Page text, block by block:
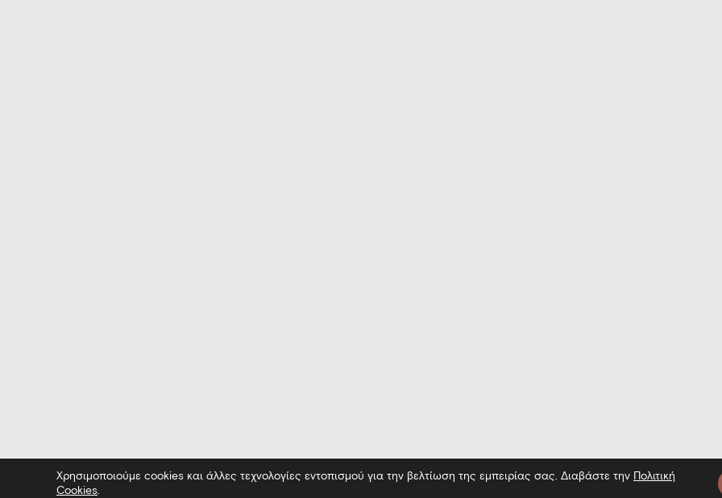
Χρησιμοποιούμε cookies και άλλες τεχνολογίες εντοπισμού για την βελτίωση της εμπειρίας σας. Διαβάστε την Πολιτική
Cookies.